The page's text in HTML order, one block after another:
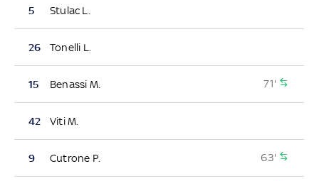
5 Stulac L.
26 Tonelli L.
15 Benassi M. 71'
42 Viti M.
9 Cutrone P. 63'